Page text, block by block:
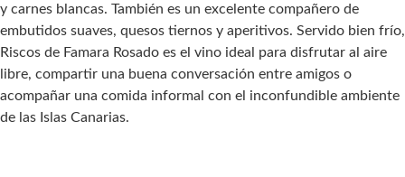
y carnes blancas. También es un excelente compañero de
embutidos suaves, quesos tiernos y aperitivos. Servido bien frío,
Riscos de Famara Rosado es el vino ideal para disfrutar al aire
libre, compartir una buena conversación entre amigos o
acompañar una comida informal con el inconfundible ambiente
de las Islas Canarias.